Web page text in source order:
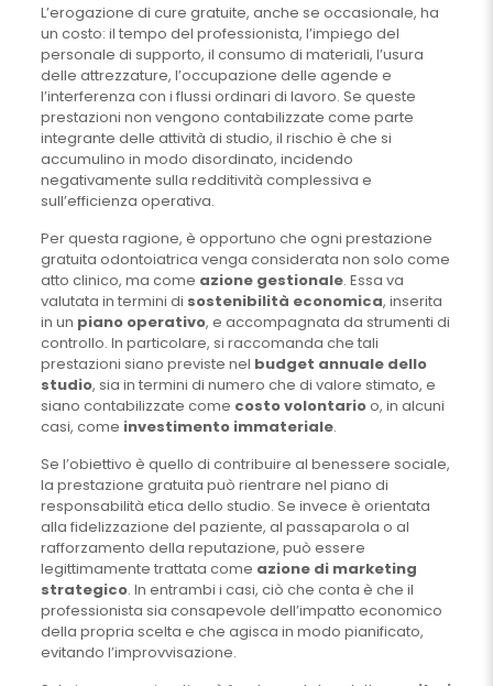
L’erogazione di cure gratuite, anche se occasionale, ha
un costo: il tempo del professionista, l’impiego del
personale di supporto, il consumo di materiali, l’usura
delle attrezzature, l’occupazione delle agende e
l’interferenza con i flussi ordinari di lavoro. Se queste
prestazioni non vengono contabilizzate come parte
integrante delle attività di studio, il rischio è che si
accumulino in modo disordinato, incidendo
negativamente sulla redditività complessiva e
sull’efficienza operativa.
Per questa ragione, è opportuno che ogni prestazione
gratuita odontoiatrica venga considerata non solo come
atto clinico, ma come azione gestionale. Essa va
valutata in termini di sostenibilità economica, inserita
in un piano operativo, e accompagnata da strumenti di
controllo. In particolare, si raccomanda che tali
prestazioni siano previste nel budget annuale dello
studio, sia in termini di numero che di valore stimato, e
siano contabilizzate come costo volontarioo, in alcuni
casi, come investimento immateriale.
Se l’obiettivo è quello di contribuire al benessere sociale,
la prestazione gratuita può rientrare nel piano di
responsabilità etica dello studio. Se invece è orientata
alla fidelizzazione del paziente, al passaparola o al
rafforzamento della reputazione, può essere
legittimamente trattata come azione di marketing
strategico. In entrambi i casi, ciò che conta è che il
professionista sia consapevole dell’impatto economico
della propria scelta e che agisca in modo pianificato,
evitando l’improvvisazione.